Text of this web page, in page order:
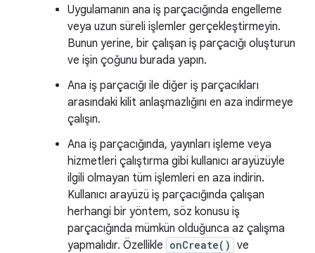
Uygulamanın ana iş parçacığında engelleme
veya uzun süreli işlemler gerçekleştirmeyin.
Bunun yerine, bir çalışan iş parçacığı oluşturun
ve işin çoğunu burada yapın.
Ana iş parçacığı ile diğer iş parçacıkları
arasındaki kilit anlaşmazlığını en aza indirmeye
çalışın.
Ana iş parçacığında, yayınları işleme veya
hizmetleri çalıştırma gibi kullanıcı arayüzüyle
ilgili olmayan tüm işlemleri en aza indirin.
Kullanıcı arayüzü iş parçacığında çalışan
herhangi bir yöntem, söz konusu iş
parçacığında mümkün olduğunca az çalışma
yapmalıdır. Özellikle onCreate() ve